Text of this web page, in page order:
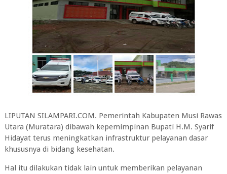
LIPUTAN SILAMPARI.COM. Pemerintah Kabupaten Musi Rawas
Utara (Muratara) dibawah kepemimpinan Bupati H.M. Syarif
Hidayat terus meningkatkan infrastruktur pelayanan dasar
khususnya di bidang kesehatan.
Hal itu dilakukan tidak lain untuk memberikan pelayanan